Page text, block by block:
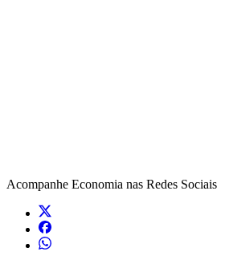
Acompanhe Economia nas Redes Sociais